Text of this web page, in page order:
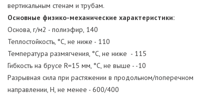
вертикальным стенам и трубам.
Основные физико-механические характеристики:
Основа, г/м2 - полиэфир, 140
Теплостойкость, °С, не ниже - 110
Температура размягчения, °С, не ниже - 115
Гибкость на брусе R=15 мм, °С, не выше - -10
Разрывная сила при растяжении в продольном/поперечном
направлении, Н, не менее - 600/400